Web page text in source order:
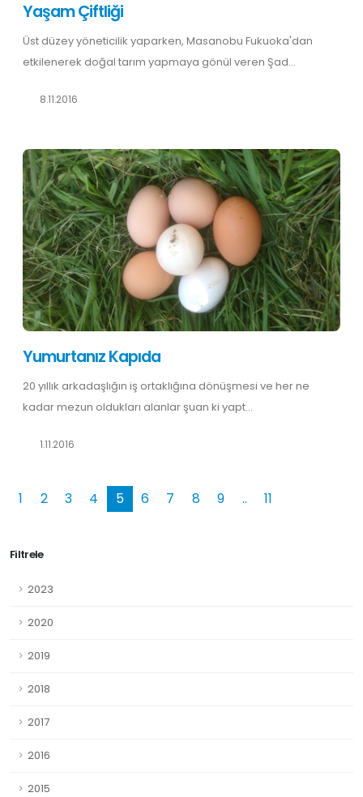
Yaşam Çiftliği
Üst düzey yöneticilik yaparken, Masanobu Fukuoka'dan
etkilenerek doğal tarım yapmaya gönül veren Şad...
8.11.2016
Yumurtanız Kapıda
20 yıllık arkadaşlığın iş ortaklığına dönüşmesi ve her ne
kadar mezun oldukları alanlar şuan ki yapt...
1.11.2016
1 2 3 4 5 6 7 8 9 .. 11
Filtrele
2023
2020
2019
2018
2017
2016
2015